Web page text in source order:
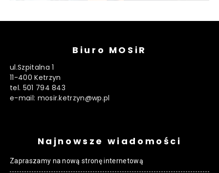
Biuro MOSiR
ul.Szpitalna 1
11-400 Ketrzyn
tel. 501 794 843
e-mail: mosir.ketrzyn@wp.pl
Najnowsze wiadomości
Zapraszamy na nową stronę internetową